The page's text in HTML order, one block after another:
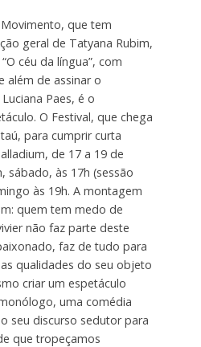
que tem
geral de Tatyana Rubim,
céu da língua”, com
além de assinar o
Paes, é o
O Festival, que chega
para cumprir curta
de 17 a 19 de
sábado, às 17h (sessão
às 19h. A montagem
quem tem medo de
não faz parte deste
faz de tudo para
qualidades do seu objeto
criar um espetáculo
uma comédia
seu discurso sedutor para
que tropeçamos